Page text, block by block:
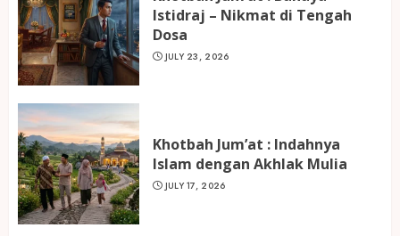
Istidraj – Nikmat di Tengah
Dosa
JULY 23, 2026
Khotbah Jum’at : Indahnya
Islam dengan Akhlak Mulia
JULY 17, 2026